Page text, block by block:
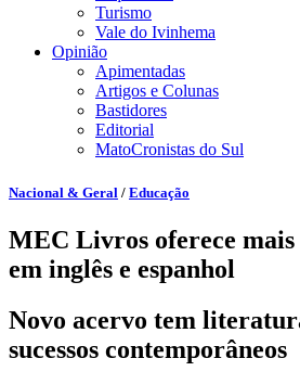
Turismo
Vale do Ivinhema
Opinião
Apimentadas
Artigos e Colunas
Bastidores
Editorial
MatoCronistas do Sul
Nacional & Geral / Educação
MEC Livros oferece
em inglês e espanhol
Novo acervo tem
sucessos contemporâneos